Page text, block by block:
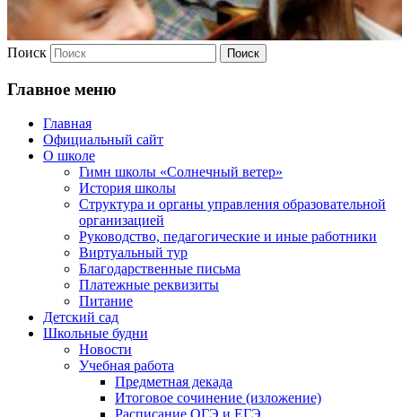
Поиск
Главное меню
Главная
Официальный сайт
О школе
Гимн школы «Солнечный ветер»
История школы
Структура и органы управления образовательной
организацией
Руководство, педагогические и иные работники
Виртуальный тур
Благодарственные письма
Платежные реквизиты
Питание
Детский сад
Школьные будни
Новости
Учебная работа
Предметная декада
Итоговое сочинение (изложение)